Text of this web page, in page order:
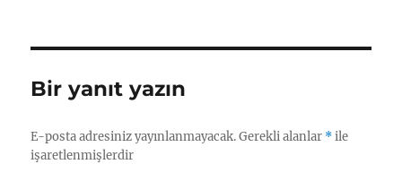
Bir yanıt yazın
E-posta adresiniz yayınlanmayacak. Gerekli alanlar *ile
işaretlenmişlerdir